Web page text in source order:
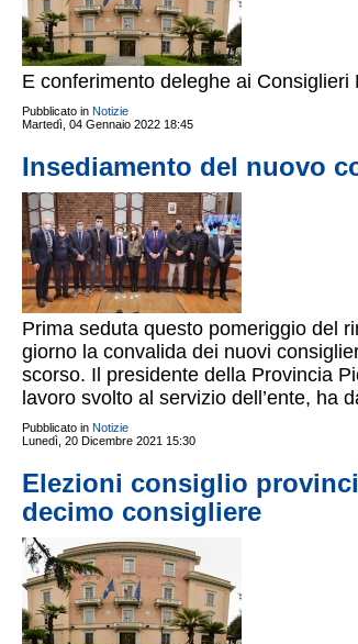
E conferimento deleghe ai Consiglieri
Pubblicato in Notizie
Martedì, 04 Gennaio 2022 18:45
Insediamento del nuovo
Prima seduta questo pomeriggio del
giorno la convalida dei nuovi
scorso. Il presidente della Provincia
lavoro svolto al servizio dell’ente, ha
Pubblicato in Notizie
Lunedì, 20 Dicembre 2021 15:30
Elezioni consiglio
decimo consigliere